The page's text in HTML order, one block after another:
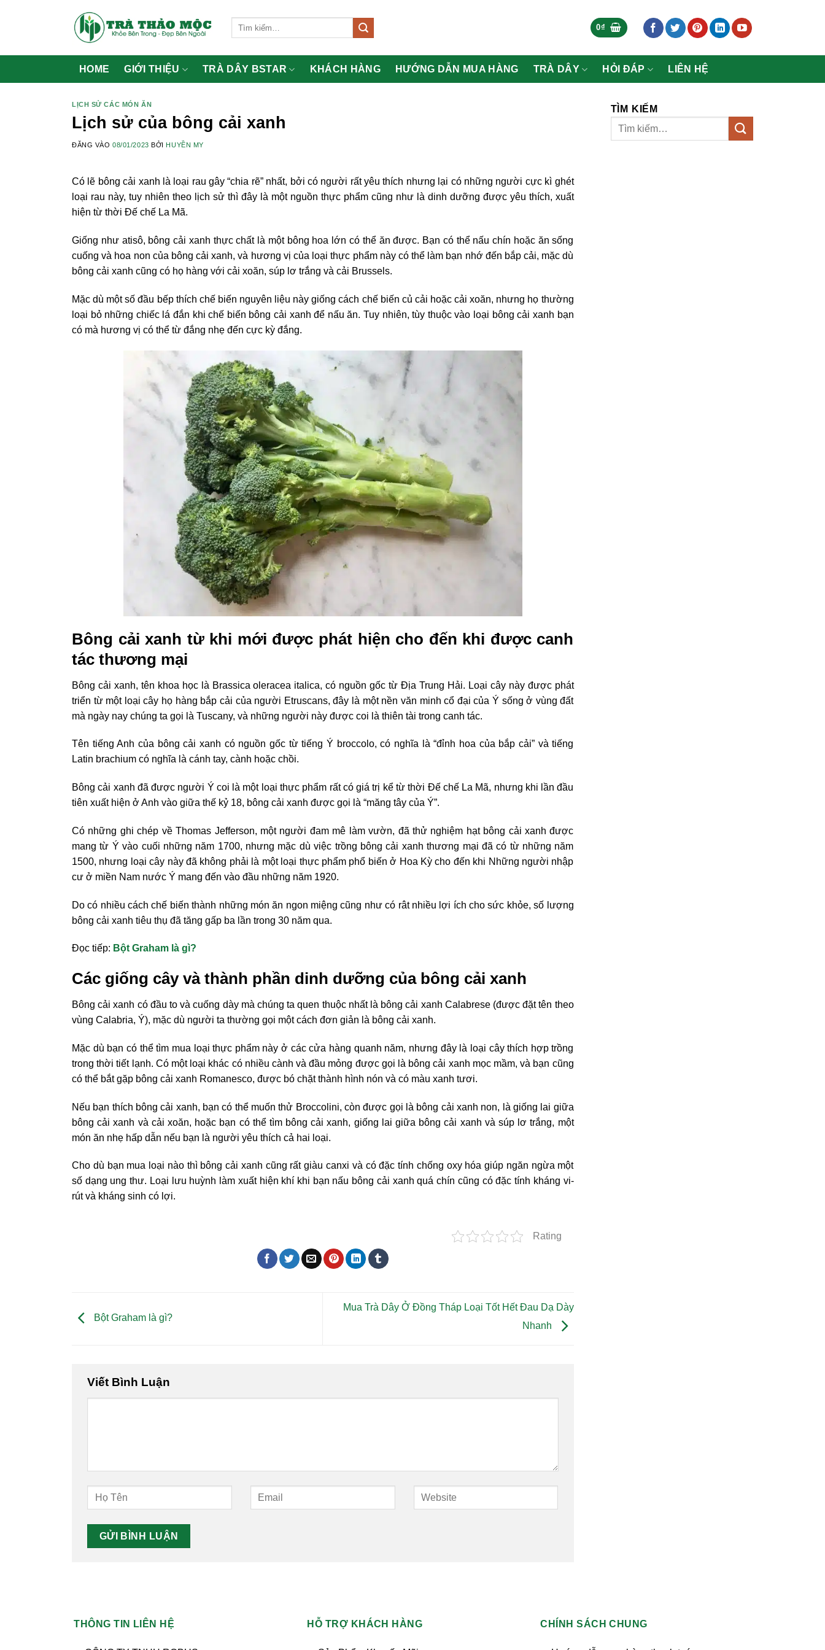
dung
0₫
HOME GIỚI THIỆU TRÀ DÂY BSTAR KHÁCH HÀNG HƯỚNG DẪN MUA HÀNG TRÀ DÂY HỎI ĐÁP LIÊN HỆ
LỊCH SỬ CÁC MÓN ĂN
Lịch sử của bông cải xanh
ĐĂNG VÀO08/01/2023 BỞI HUYỀN MY
Có lẽ bông cải xanh là loại rau gây “chia rẽ” nhất, bởi có người rất yêu thích nhưng lại có những người cực kì ghét
loại rau này, tuy nhiên theo lịch sử thì đây là một nguồn thực phẩm cũng như là dinh dưỡng được yêu thích, xuất
hiện từ thời Đế chế La Mã.
Giống như atisô, bông cải xanh thực chất là một bông hoa lớn có thể ăn được. Bạn có thể nấu chín hoặc ăn sống
cuống và hoa non của bông cải xanh, và hương vị của loại thực phẩm này có thể làm bạn nhớ đến bắp cải, mặc dù
bông cải xanh cũng có họ hàng với cải xoăn, súp lơ trắng và cải Brussels.
Mặc dù một số đầu bếp thích chế biến nguyên liệu này giống cách chế biến củ cải hoặc cải xoăn, nhưng họ thường
loại bỏ những chiếc lá đắn khi chế biến bông cải xanh để nấu ăn. Tuy nhiên, tùy thuộc vào loại bông cải xanh bạn
có mà hương vị có thể từ đắng nhẹ đến cực kỳ đắng.
Bông cải xanh từ khi mới được phát hiện cho đến khi được canh
tác thương mại
Bông cải xanh, tên khoa học là Brassica oleracea italica, có nguồn gốc từ Địa Trung Hải. Loại cây này được phát
triển từ một loại cây họ hàng bắp cải của người Etruscans, đây là một nền văn minh cổ đại của Ý sống ở vùng đất
mà ngày nay chúng ta gọi là Tuscany, và những người này được coi là thiên tài trong canh tác.
Tên tiếng Anh của bông cải xanh có nguồn gốc từ tiếng Ý broccolo, có nghĩa là “đỉnh hoa của bắp cải” và tiếng
Latin brachium có nghĩa là cánh tay, cành hoặc chồi.
Bông cải xanh đã được người Ý coi là một loại thực phẩm rất có giá trị kể từ thời Đế chế La Mã, nhưng khi lần đầu
tiên xuất hiện ở Anh vào giữa thế kỷ 18, bông cải xanh được gọi là “măng tây của Ý”.
Có những ghi chép về Thomas Jefferson, một người đam mê làm vườn, đã thử nghiệm hạt bông cải xanh được
mang từ Ý vào cuối những năm 1700, nhưng mặc dù việc trồng bông cải xanh thương mại đã có từ những năm
1500, nhưng loại cây này đã không phải là một loại thực phẩm phổ biến ở Hoa Kỳ cho đến khi Những người nhập
cư ở miền Nam nước Ý mang đến vào đầu những năm 1920.
Do có nhiều cách chế biến thành những món ăn ngon miệng cũng như có rât nhiều lợi ích cho sức khỏe, số lượng
bông cải xanh tiêu thụ đã tăng gấp ba lần trong 30 năm qua.
Đọc tiếp: Bột Graham là gì?
Các giống cây và thành phần dinh dưỡng của bông cải xanh
Bông cải xanh có đầu to và cuống dày mà chúng ta quen thuộc nhất là bông cải xanh Calabrese (được đặt tên theo
vùng Calabria, Ý), mặc dù người ta thường gọi một cách đơn giản là bông cải xanh.
Mặc dù bạn có thể tìm mua loại thực phẩm này ở các cửa hàng quanh năm, nhưng đây là loại cây thích hợp trồng
trong thời tiết lạnh. Có một loại khác có nhiều cành và đầu mỏng được gọi là bông cải xanh mọc mầm, và bạn cũng
có thể bắt gặp bông cải xanh Romanesco, được bó chặt thành hình nón và có màu xanh tươi.
Nếu bạn thích bông cải xanh, bạn có thể muốn thử Broccolini, còn được gọi là bông cải xanh non, là giống lai giữa
bông cải xanh và cải xoăn, hoặc bạn có thể tìm bông cải xanh, giống lai giữa bông cải xanh và súp lơ trắng, một
món ăn nhẹ hấp dẫn nếu bạn là người yêu thích cả hai loại.
Cho dù bạn mua loại nào thì bông cải xanh cũng rất giàu canxi và có đặc tính chống oxy hóa giúp ngăn ngừa một
số dạng ung thư. Loại lưu huỳnh làm xuất hiện khí khi bạn nấu bông cải xanh quá chín cũng có đặc tính kháng vi-
rút và kháng sinh có lợi.
Rating
Bột Graham là gì?
Mua Trà Dây Ở Đồng Tháp Loại Tốt Hết Đau Dạ Dày
Nhanh
Viết Bình Luận
TÌM KIẾM
THÔNG TIN LIÊN HỆ HỖ TRỢ KHÁCH HÀNG CHÍNH SÁCH CHUNG